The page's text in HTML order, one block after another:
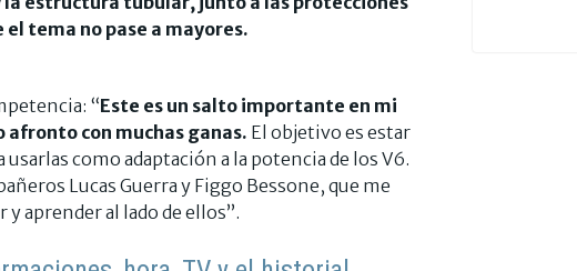
tema no pase a mayores.
“Este es un salto importante en mi
afronto con muchas ganas. El objetivo es estar
como adaptación a la potencia de los V6.
Lucas Guerra y Figgo Bessone, que me
aprender al lado de ellos”.